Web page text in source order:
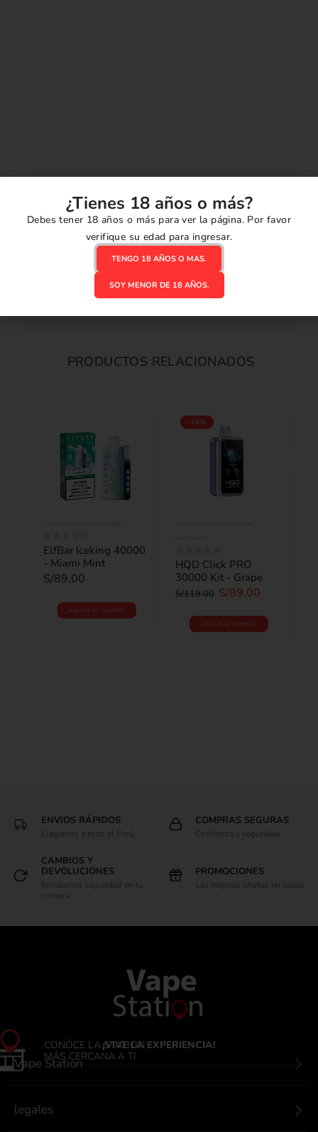
PRODUCTOS RELACIONADOS
0out of 5
ElfBar Iceking 40000
- Miami Mint
S/89.00
AÑADIR AL CARRITO
-25%
0 out of 5
HQD Click PRO
30000 Kit - Grape
S/119.00 S/89.00
AÑADIR AL CARRITO
ENVIOS RÁPIDOS
Llegamos a todo el Perú.
COMPRAS SEGURAS
Confianza y seguridad
CAMBIOS Y
DEVOLUCIONES
Brindamos seguridad en tu
compra.
PROMOCIONES
Las mejores ofertas en vapes.
¡VIVE LA EXPERIENCIA!
CONÓCE LA STATION
MÁS CERCANA A TI
Vape Station
legales
¿Tienes 18 años o más?
Debes tener 18 años o más para ver la página. Por favor
verifique su edad para ingresar.
TENGO 18 AÑOS O MAS.
SOY MENOR DE 18 AÑOS.